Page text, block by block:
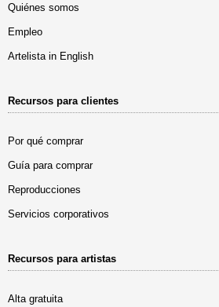
Quiénes somos
Empleo
Artelista in English
Recursos para clientes
Por qué comprar
Guía para comprar
Reproducciones
Servicios corporativos
Recursos para artistas
Alta gratuita